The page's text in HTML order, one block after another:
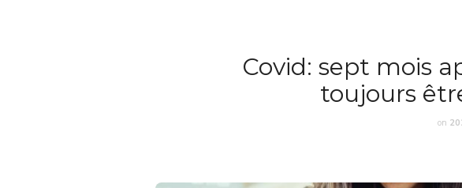
Covid: sept mois
toujours
on